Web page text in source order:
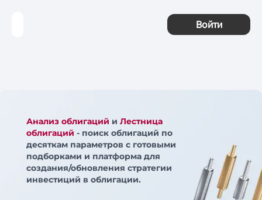
Войти
Анализ облигаций и Лестница
облигаций - поиск облигаций по
десяткам параметров с готовыми
подборками и платформа для
создания/обновления стратегии
инвестиций в облигации.